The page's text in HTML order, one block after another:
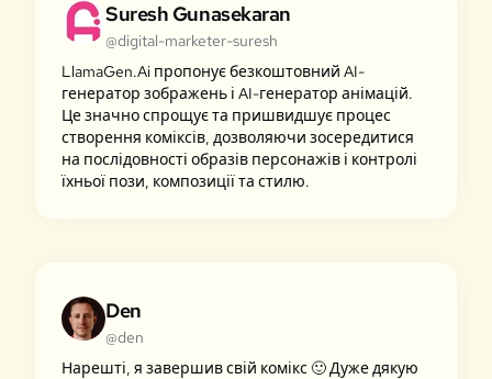
Suresh Gunasekaran
@digital-marketer-suresh
LlamaGen.Ai пропонує безкоштовний AI-
генератор зображень і AI-генератор анімацій.
Це значно спрощує та пришвидшує процес
створення коміксів, дозволяючи зосередитися
на послідовності образів персонажів і контролі
їхньої пози, композиції та стилю.
Den
@den
Нарешті, я завершив свій комікс 🙂 Дуже дякую